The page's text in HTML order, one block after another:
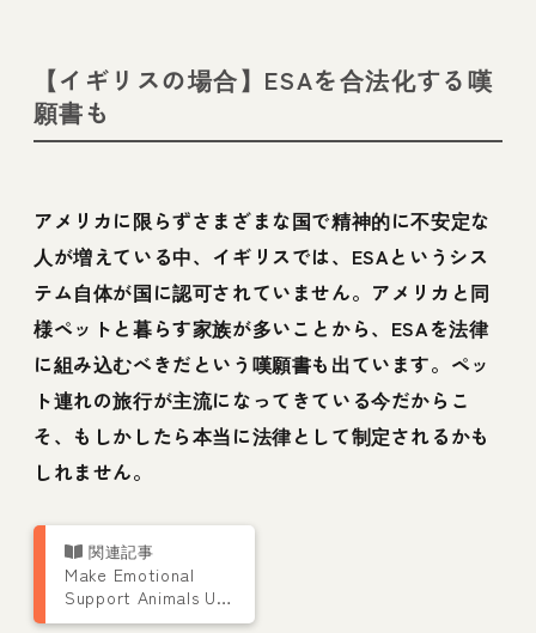
【イギリスの場合】ESAを合法化する嘆
願書も
アメリカに限らずさまざまな国で精神的に不安定な
人が増えている中、イギリスでは、ESAというシス
テム自体が国に認可されていません。アメリカと同
様ペットと暮らす家族が多いことから、ESAを法律
に組み込むべきだという嘆願書も出ています。ペッ
ト連れの旅行が主流になってきている今だからこ
そ、もしかしたら本当に法律として制定されるかも
しれません。
Make Emotional
Support Animals UK
Legal